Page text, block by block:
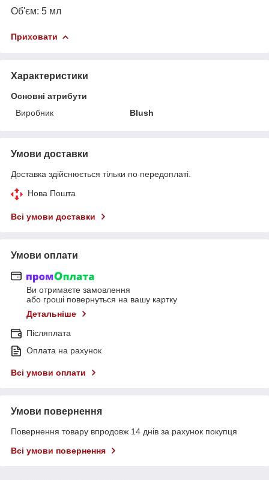
Об'єм: 5 мл
Приховати
Характеристики
Основні атрибути
Виробник
Blush
Умови доставки
Доставка здійснюється тільки по передоплаті.
Нова Пошта
Всі умови доставки
Умови оплати
Ви отримаєте замовлення
або гроші повернуться на вашу картку
Детальніше
Післяплата
Оплата на рахунок
Всі умови оплати
Умови повернення
Повернення товару впродовж 14 днів за рахунок покупця
Всі умови повернення